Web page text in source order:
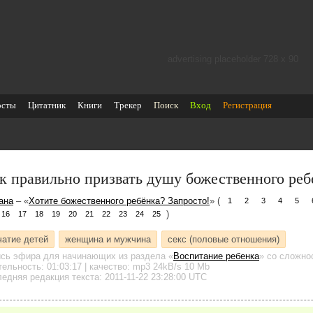
Цитатник Книги Трекер Поиск Вход Регистрация
правильно призвать душу божественного
– «Хотите божественного ребёнка? Запросто!» ( 1 2 3 4 5
16
17 18 19 20 21 22 23 24 25 )
детей женщина и мужчина
секс (половые отношения)
эфира для начинающих из раздела «Воспитание ребенка» со
01:03:17 | качество: mp3 24kB/s 10 Mb
редакция текста: 2011-11-22 23:28:00 UTC